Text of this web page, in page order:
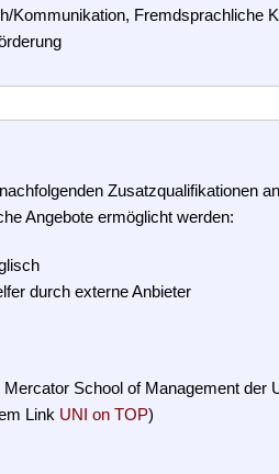
Kommunikation, Fremdsprachliche
Zusatzqualifikationen
Angebote ermöglicht werden:
durch externe Anbieter
School of Management der
Link UNI on TOP)